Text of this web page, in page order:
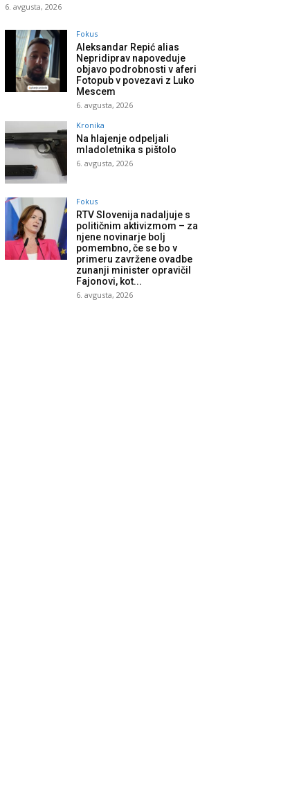
6. avgusta, 2026
Fokus
Aleksandar Repić alias
Nepridiprav napoveduje
objavo podrobnosti v aferi
Fotopub v povezavi z Luko
Mescem
6. avgusta, 2026
Kronika
Na hlajenje odpeljali
mladoletnika s pištolo
6. avgusta, 2026
Fokus
RTV Slovenija nadaljuje s
političnim aktivizmom – za
njene novinarje bolj
pomembno, če se bo v
primeru zavržene ovadbe
zunanji minister opravičil
Fajonovi, kot...
6. avgusta, 2026